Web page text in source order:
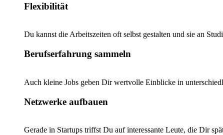
Flexibilität
Du kannst die Arbeitszeiten oft selbst gestalten und sie an
Berufserfahrung sammeln
Auch kleine Jobs geben Dir wertvolle Einblicke in
Netzwerke aufbauen
Gerade in Startups triffst Du auf interessante Leute, die Dir